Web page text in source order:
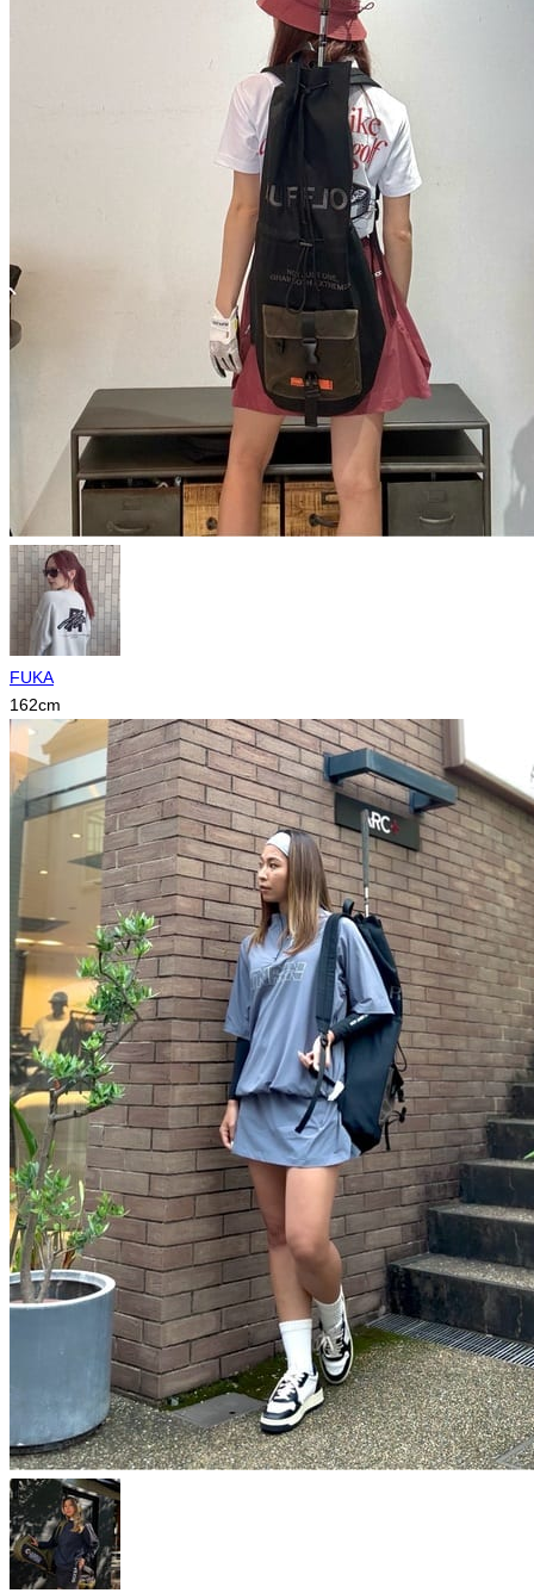
FUKA
162cm